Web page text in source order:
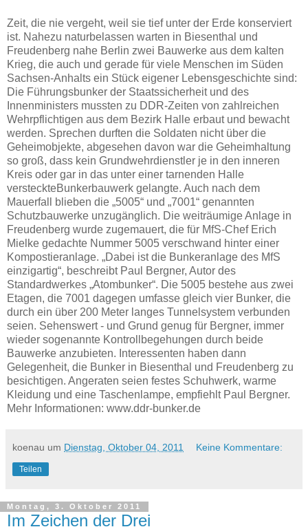
Zeit, die nie vergeht, weil sie tief unter der Erde konserviert
ist. Nahezu naturbelassen warten in Biesenthal und
Freudenberg nahe Berlin zwei Bauwerke aus dem kalten
Krieg, die auch und gerade für viele Menschen im Süden
Sachsen-Anhalts ein Stück eigener Lebensgeschichte sind:
Die Führungsbunker der Staatssicherheit und des
Innenministers mussten zu DDR-Zeiten von zahlreichen
Wehrpflichtigen aus dem Bezirk Halle erbaut und bewacht
werden. Sprechen durften die Soldaten nicht über die
Geheimobjekte, abgesehen davon war die Geheimhaltung
so groß, dass kein Grundwehrdienstler je in den inneren
Kreis oder gar in das unter einer tarnenden Halle
versteckteBunkerbauwerk gelangte. Auch nach dem
Mauerfall blieben die „5005“ und „7001“ genannten
Schutzbauwerke unzugänglich. Die weiträumige Anlage in
Freudenberg wurde zugemauert, die für MfS-Chef Erich
Mielke gedachte Nummer 5005 verschwand hinter einer
Kompostieranlage. „Dabei ist die Bunkeranlage des MfS
einzigartig“, beschreibt Paul Bergner, Autor des
Standardwerkes „Atombunker“. Die 5005 bestehe aus zwei
Etagen, die 7001 dagegen umfasse gleich vier Bunker, die
durch ein über 200 Meter langes Tunnelsystem verbunden
seien. Sehenswert - und Grund genug für Bergner, immer
wieder sogenannte Kontrollbegehungen durch beide
Bauwerke anzubieten. Interessenten haben dann
Gelegenheit, die Bunker in Biesenthal und Freudenberg zu
besichtigen. Angeraten seien festes Schuhwerk, warme
Kleidung und eine Taschenlampe, empfiehlt Paul Bergner.
Mehr Informationen: www.ddr-bunker.de
koenau um Dienstag, Oktober 04, 2011 Keine Kommentare:
Teilen
Montag, 3. Oktober 2011
Im Zeichen der Drei